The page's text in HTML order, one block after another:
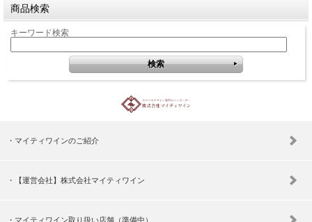
商品検索
キーワード検索
マイティワインのご紹介
【運営会社】株式会社マイティワイン
マイティワイン取り扱い店舗（準備中）